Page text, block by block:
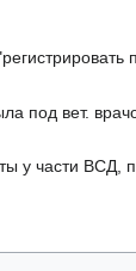
под вет.
у части ВСД,